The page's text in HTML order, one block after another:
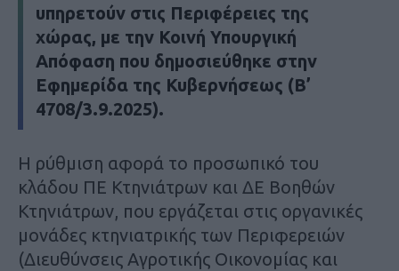
υπηρετούν στις Περιφέρειες της
χώρας, με την Κοινή Υπουργική
Απόφαση που δημοσιεύθηκε στην
Εφημερίδα της Κυβερνήσεως (Β’
4708/3.9.2025).
Η ρύθμιση αφορά το προσωπικό του
κλάδου ΠΕ Κτηνιάτρων και ΔΕ Βοηθών
Κτηνιάτρων, που εργάζεται στις οργανικές
μονάδες κτηνιατρικής των Περιφερειών
(Διευθύνσεις Αγροτικής Οικονομίας και